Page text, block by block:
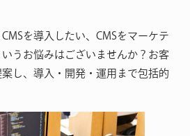
を導入したい、CMSをマーケテ
うお悩みはございませんか？お客
案し、導入・開発・運用まで包括的